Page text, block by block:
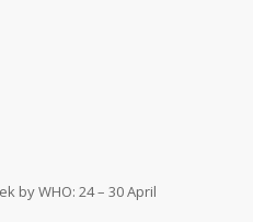
by WHO: 24 – 30 April